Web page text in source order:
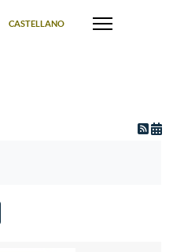
CASTELLANO